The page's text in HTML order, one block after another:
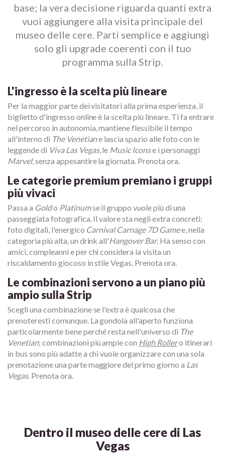
base; la vera decisione riguarda quanti extra
vuoi aggiungere alla visita principale del
museo delle cere. Parti semplice e aggiungi
solo gli upgrade coerenti con il tuo
programma sulla Strip.
L'ingresso è la scelta più lineare
Per la maggior parte dei visitatori alla prima esperienza, il
biglietto d'ingresso online è la scelta più lineare. Ti fa entrare
nel percorso in autonomia, mantiene flessibile il tempo
all'interno di The Venetiane lascia spazio alle foto con le
leggende di Viva Las Vegas, le Music Iconse i personaggi
Marvel, senza appesantire la giornata. Prenota ora.
Le categorie premium premiano i gruppi
più vivaci
Passa a Goldo Platinumse il gruppo vuole più di una
passeggiata fotografica. Il valore sta negli extra concreti:
foto digitali, l'energico Carnival Carnage 7D Gamee, nella
categoria più alta, un drink all'Hangover Bar. Ha senso con
amici, compleanni e per chi considera la visita un
riscaldamento giocoso in stile Vegas. Prenota ora.
Le combinazioni servono a un piano più
ampio sulla Strip
Scegli una combinazione se l'extra è qualcosa che
prenoteresti comunque. La gondola all'aperto funziona
particolarmente bene perché resta nell'universo di The
Venetian; combinazioni più ampie con High Rollero itinerari
in bus sono più adatte a chi vuole organizzare con una sola
prenotazione una parte maggiore del primo giorno a Las
Vegas. Prenota ora.
Dentro il museo delle cere di Las
Vegas